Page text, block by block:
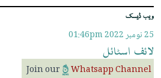
ویب ڈیسک
25 نومبر 2022 01:46pm
لائف اسٹائل
Join our Whatsapp Channel